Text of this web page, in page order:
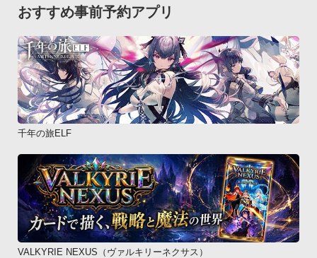
おすすめ事前予約アプリ
千年の旅ELF
VALKYRIE NEXUS（ヴァルキリーネクサス）